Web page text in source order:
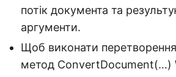
потік документа та
аргументи.
Щоб виконати
метод ConvertDocument(…)